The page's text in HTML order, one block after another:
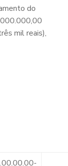
do
mil reais),